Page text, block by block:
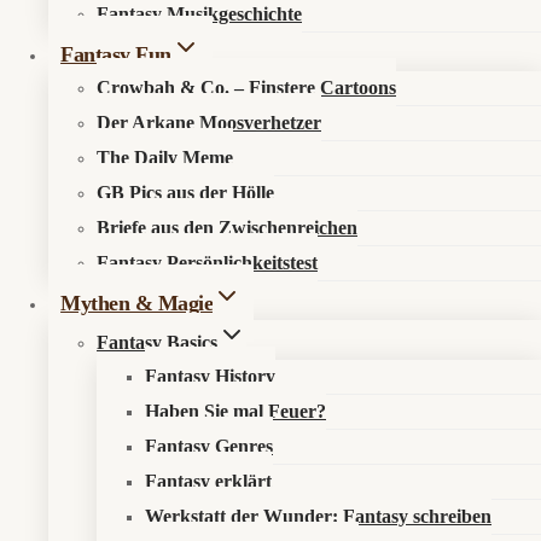
Fantasy Musikgeschichte
Fantasy Fun
Crowbah & Co. – Finstere Cartoons
Der Arkane Moosverhetzer
The Daily Meme
GB Pics aus der Hölle
Briefe aus den Zwischenreichen
Fantasy Persönlichkeitstest
Mythen & Magie
Fantasy Basics
Fantasy History
Haben Sie mal Feuer?
Fantasy Genres
Fantasy erklärt
Werkstatt der Wunder: Fantasy schreiben
Search in content
Starke Stimmen»Die starken
Stimmen der Fantasy: N.K. Jemisin
N.K. Jemisin – Innovative Fantasy mit
politscher Sprengkraft
📍 Kurzprofil